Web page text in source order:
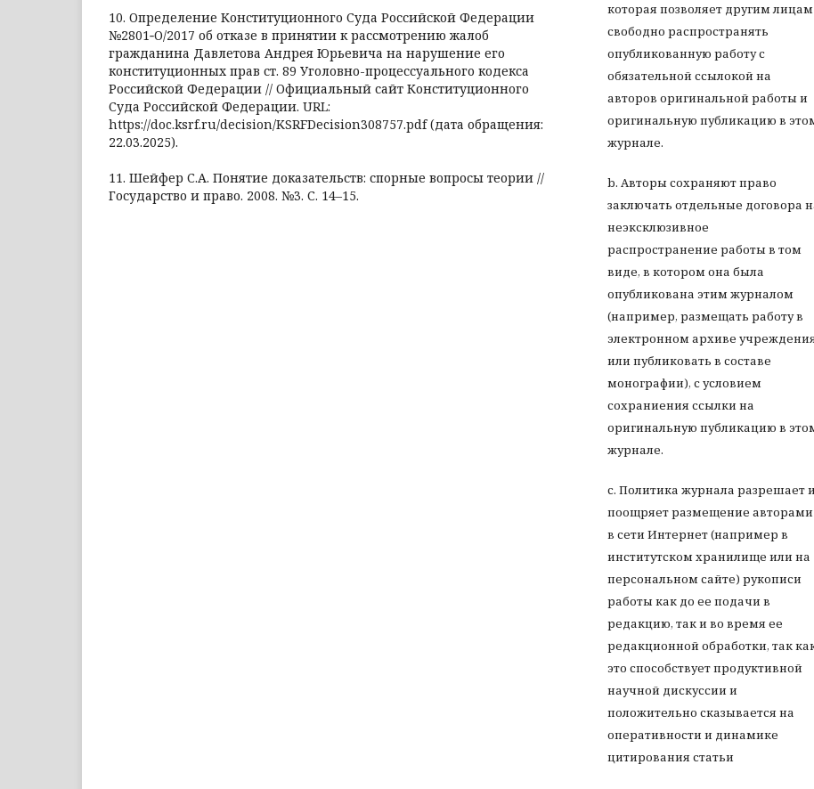
10. Определение Конституционного Суда Российской Федерации
№2801‑О/2017 об отказе в принятии к рассмотрению жалоб
гражданина Давлетова Андрея Юрьевича на нарушение его
конституционных прав ст. 89 Уголовно-процессуального кодекса
Российской Федерации // Официальный сайт Конституционного
Суда Российской Федерации. URL:
https://doc.ksrf.ru/decision/KSRFDecision308757.pdf (дата обращения:
22.03.2025).
11. Шейфер С.А. Понятие доказательств: спорные вопросы теории //
Государство и право. 2008. №3. С. 14–15.
которая позволяет другим лицам
свободно распространять
опубликованную работу с
обязательной ссылокой на
авторов оригинальной работы и
оригинальную публикацию в
журнале.
b. Авторы сохраняют право
заключать отдельные договора
неэксклюзивное
распространение работы в том
виде, в котором она была
опубликована этим журналом
(например, размещать работу в
электронном архиве
или публиковать в составе
монографии), с условием
сохраниения ссылки на
оригинальную публикацию в
журнале.
с. Политика журнала разрешает и
поощряет размещение авторами
в сети Интернет (например в
институтском хранилище или на
персональном сайте) рукописи
работы как до ее подачи в
редакцию, так и во время ее
редакционной обработки, так
это способствует продуктивной
научной дискуссии и
положительно сказывается на
оперативности и динамике
цитирования статьи